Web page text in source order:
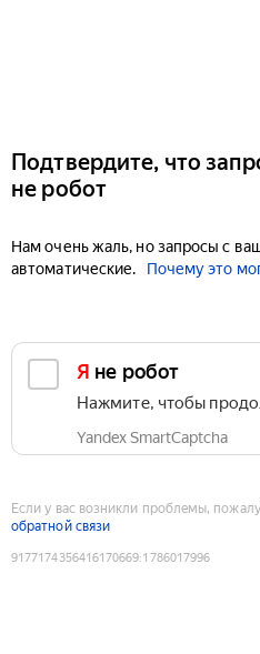
Подтвердите, что
не робот
Нам очень жаль, но запросы с
автоматические.
Почему это
Я не робот
Нажмите, чтобы
Yandex SmartCaptcha
Если у вас возникли проблемы,
обратной связи
9177174356416170669:1786017996